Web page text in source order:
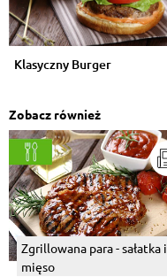
Klasyczny Burger
Zobacz również
Zgrillowana para - sałatka i
mięso